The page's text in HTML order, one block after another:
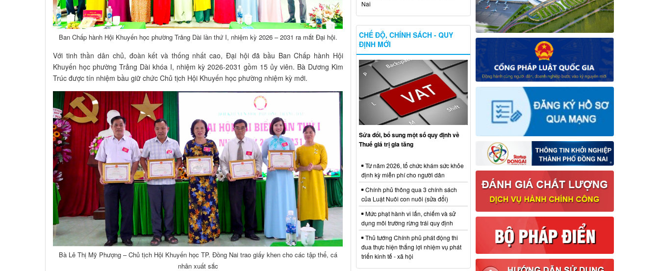
Ban Chấp hành Hội Khuyến học phường Trảng Dài lần thứ I, nhiệm kỳ 2026 – 2031 ra mắt Đại hội.
Với tinh thần dân chủ, đoàn kết và thống nhất cao, Đại hội đã bầu Ban Chấp hành Hội
Khuyến học phường Trảng Dài khóa I, nhiệm kỳ 2026-2031 gồm 15 ủy viên. Bà Dương Kim
Trúc được tín nhiệm bầu giữ chức Chủ tịch Hội Khuyến học phường nhiệm kỳ mới.
Bà Lê Thị Mỹ Phượng – Chủ tịch Hội Khuyến học TP. Đồng Nai trao giấy khen cho các tập thể, cá
nhân xuất sắc
Nai
CHẾ ĐỘ, CHÍNH SÁCH - QUY
ĐỊNH MỚI
Sửa đổi, bổ sung một số quy định về
Thuế giá trị gia tăng
Từ năm 2026, tổ chức khám sức khỏe
định kỳ miễn phí cho người dân
Chính phủ thông qua 3 chính sách
của Luật Nuôi con nuôi (sửa đổi)
Mức phạt hành vi lấn, chiếm và sử
dụng môi trường rừng trái quy định
Thủ tướng Chính phủ phát động thi
đua thực hiện thắng lợi nhiệm vụ phát
triển kinh tế - xã hội